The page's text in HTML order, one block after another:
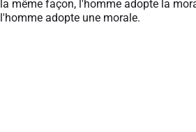
la même façon, l'homme adopte la
l'homme adopte une morale.